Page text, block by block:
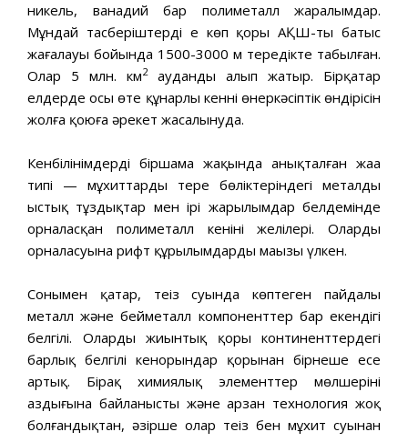
никель, ванадий бар полиметалл жаралымдар.
Мұндай тасберіштердің ең көп қоры АҚШ-тың батыс
жағалауы бойында 1500-3000 м тереңдікте табылған.
Олар 5 млн. км2ауданды алып жатыр. Бірқатар
елдерде осы өте құнарлы кеннің өнеркәсіптік өндірісін
жолға қоюға әрекет жасалынуда.
Кенбілінімдердің біршама жақында анықталған жаңа
типі — мұхиттардың терең бөліктеріндегі металды
ыстық тұздықтар мен ірі жарылымдар белдемінде
орналасқан полиметалл кенінің желілері. Олардың
орналасуына рифт құрылымдардың маңызы үлкен.
Сонымен қатар, теңіз суында көптеген пайдалы
металл және бейметалл компоненттер бар екендігі
белгілі. Олардың жиынтық қоры континенттердегі
барлық белгілі кенорындар қорынан бірнеше есе
артық. Бірақ химиялық элементтер мөлшерінің
аздығына байланысты және арзан технология жоқ
болғандықтан, әзірше олар теңіз бен мұхит суынан